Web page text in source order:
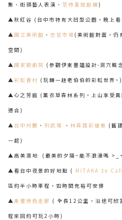
集、街頭藝人表演、 范特喜微創鋪 )
▲秋紅谷 (台中市特有大凹型公園，晚上
▲國立美術館 、 忠信市場 (美術館對面，仍
空間)
▲國家歌劇院 (參觀伊東豐雄設計-洞穴概
▲彩虹眷村 (玩轉一趟老伯伯的彩虹世界~)
▲心之芳庭 (薰衣草森林系列，上山享受
適合)
▲ 台中州廳 、 刑武場 、 林森路彩繪巷 (舊
一起)
▲高美濕地 (最美的夕陽~能不浪漫嗎
▲看台中夜景的好地點 ( MITAKA 3e
區約半小時車程，如時間充裕可安排
▲東豐綠色走廊 ( 全長12公里，沿途可欣
程來回約可玩2小時)